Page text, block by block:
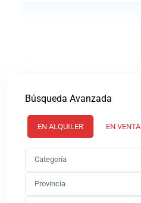
Búsqueda Avanzada
EN ALQUILER EN VENTA
Categoría
Provincia